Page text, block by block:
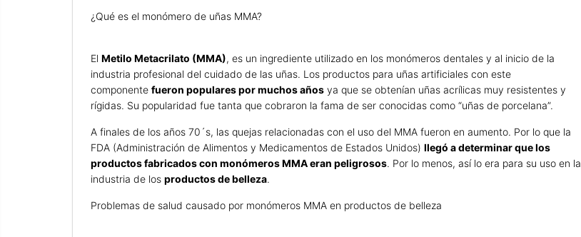
¿Qué es el monómero de uñas MMA?
El Metilo Metacrilato (MMA), es un ingrediente utilizado en los monómeros dentales y al inicio de la
industria profesional del cuidado de las uñas. Los productos para uñas artificiales con este
componente fueron populares por muchos años ya que se obtenían uñas acrílicas muy resistentes y
rígidas. Su popularidad fue tanta que cobraron la fama de ser conocidas como “uñas de porcelana”.
A finales de los años 70´s, las quejas relacionadas con el uso del MMA fueron en aumento. Por lo que la
FDA (Administración de Alimentos y Medicamentos de Estados Unidos) llegó a determinar que los
productos fabricados con monómeros MMA eran peligrosos. Por lo menos, así lo era para su uso en la
industria de los productos de belleza.
Problemas de salud causado por monómeros MMA en productos de belleza